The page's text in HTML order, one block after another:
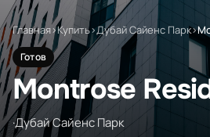
Главная›Купить›Дубай Сайенс Парк›
Готов
Montrose
·Дубай Сайенс Парк